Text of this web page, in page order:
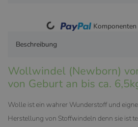
Loading...
Beschreibung
Wollwindel (Newborn)
von Geburt an bis ca.
Wolle ist ein wahrer Wunderstoff und
Herstellung von Stoffwindeln denn sie ist